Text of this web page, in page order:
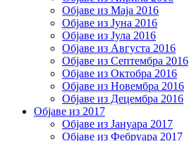
Објаве из Маја 2016
Објаве из Јуна 2016
Објаве из Јула 2016
Објаве из Августа 2016
Објаве из Септембра 2016
Објаве из Октобра 2016
Објаве из Новембра 2016
Објаве из Децембра 2016
Објаве из 2017
Објаве из Јануара 2017
Објаве из Фебруара 2017